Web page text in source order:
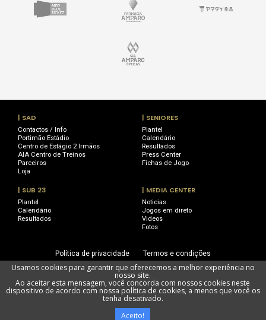
| SAD
Contactos / Info
Portimão Estádio
Centro de Estágio 2 Irmãos
AIA Centro de Treinos
Parceiros
Loja
| SENIORES
Plantel
Calendário
Resultados
Press Center
Fichas de Jogo
| SUB 23
Plantel
Calendário
Resultados
| MEDIA CENTER
Noticias
Jogos em direto
Videos
Fotos
Política de privacidade
Termos e condições
Utilização de cookies
Livro de Reclamações
Portimonense Futebol SAD @ Todos os direitos reservados
Usamos cookies para garantir que oferecemos a melhor experiência no
nosso site.
Ao aceitar esta mensagem, você concorda com nossos cookies neste
dispositivo de acordo com nossa política de cookies, a menos que você os
tenha desativado.
Aceito!